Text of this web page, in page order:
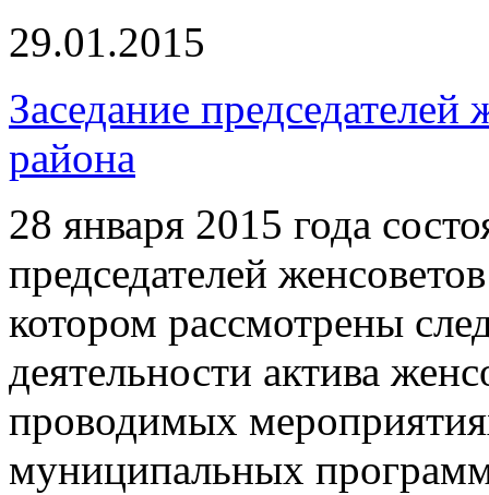
29.01.2015
Заседание
района
28 января 2015 года
председателей
котором рассмотрены
деятельности актива
проводимых
муниципальных